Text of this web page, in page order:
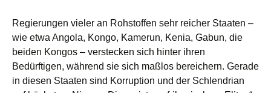
Regierungen vieler an Rohstoffen sehr reicher Staaten –
wie etwa Angola, Kongo, Kamerun, Kenia, Gabun, die
beiden Kongos – verstecken sich hinter ihren
Bedürftigen, während sie sich maßlos bereichern. Gerade
in diesen Staaten sind Korruption und der Schlendrian